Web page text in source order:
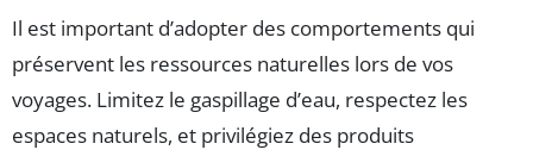
Il est important d’adopter des comportements qui
préservent les ressources naturelles lors de vos
voyages. Limitez le gaspillage d’eau, respectez les
espaces naturels, et privilégiez des produits